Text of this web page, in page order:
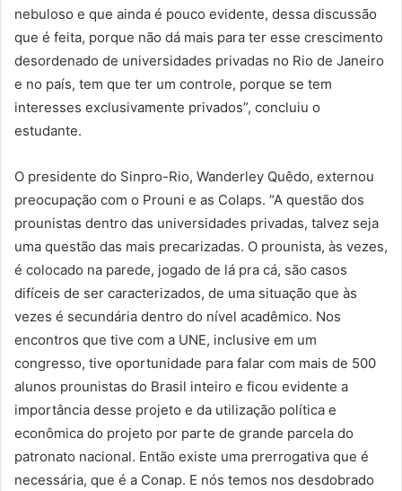
nebuloso e que ainda é pouco evidente, dessa discussão
que é feita, porque não dá mais para ter esse crescimento
desordenado de universidades privadas no Rio de Janeiro
e no país, tem que ter um controle, porque se tem
interesses exclusivamente privados”, concluiu o
estudante.
O presidente do Sinpro-Rio, Wanderley Quêdo, externou
preocupação com o Prouni e as Colaps. “A questão dos
prounistas dentro das universidades privadas, talvez seja
uma questão das mais precarizadas. O prounista, às vezes,
é colocado na parede, jogado de lá pra cá, são casos
difíceis de ser caracterizados, de uma situação que às
vezes é secundária dentro do nível acadêmico. Nos
encontros que tive com a UNE, inclusive em um
congresso, tive oportunidade para falar com mais de 500
alunos prounistas do Brasil inteiro e ficou evidente a
importância desse projeto e da utilização política e
econômica do projeto por parte de grande parcela do
patronato nacional. Então existe uma prerrogativa que é
necessária, que é a Conap. E nós temos nos desdobrado